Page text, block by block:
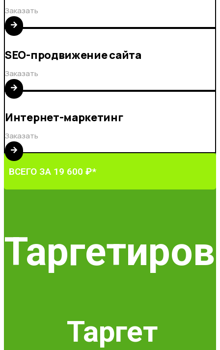
Заказать
SEO-продвижение сайта
Заказать
Интернет-маркетинг
Заказать
ВСЕГО ЗА 19 600 ₽*
Таргет